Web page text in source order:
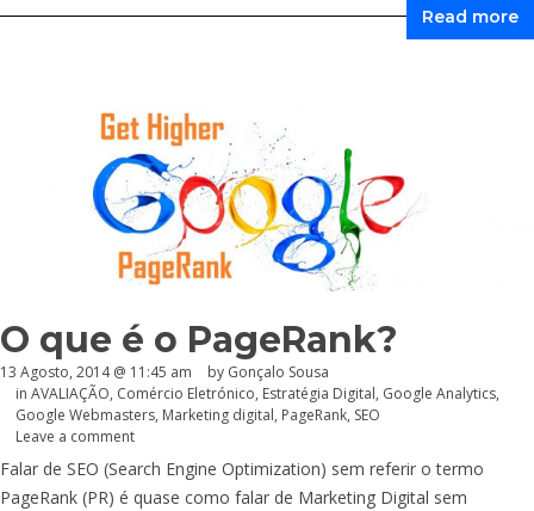
Read more
O que é o PageRank?
13 Agosto, 2014 @ 11:45 am by Gonçalo Sousa
in AVALIAÇÃO, Comércio Eletrónico, Estratégia Digital, Google Analytics,
Google Webmasters, Marketing digital, PageRank, SEO
Leave a comment
Falar de SEO (Search Engine Optimization) sem referir o termo
PageRank (PR) é quase como falar de Marketing Digital sem